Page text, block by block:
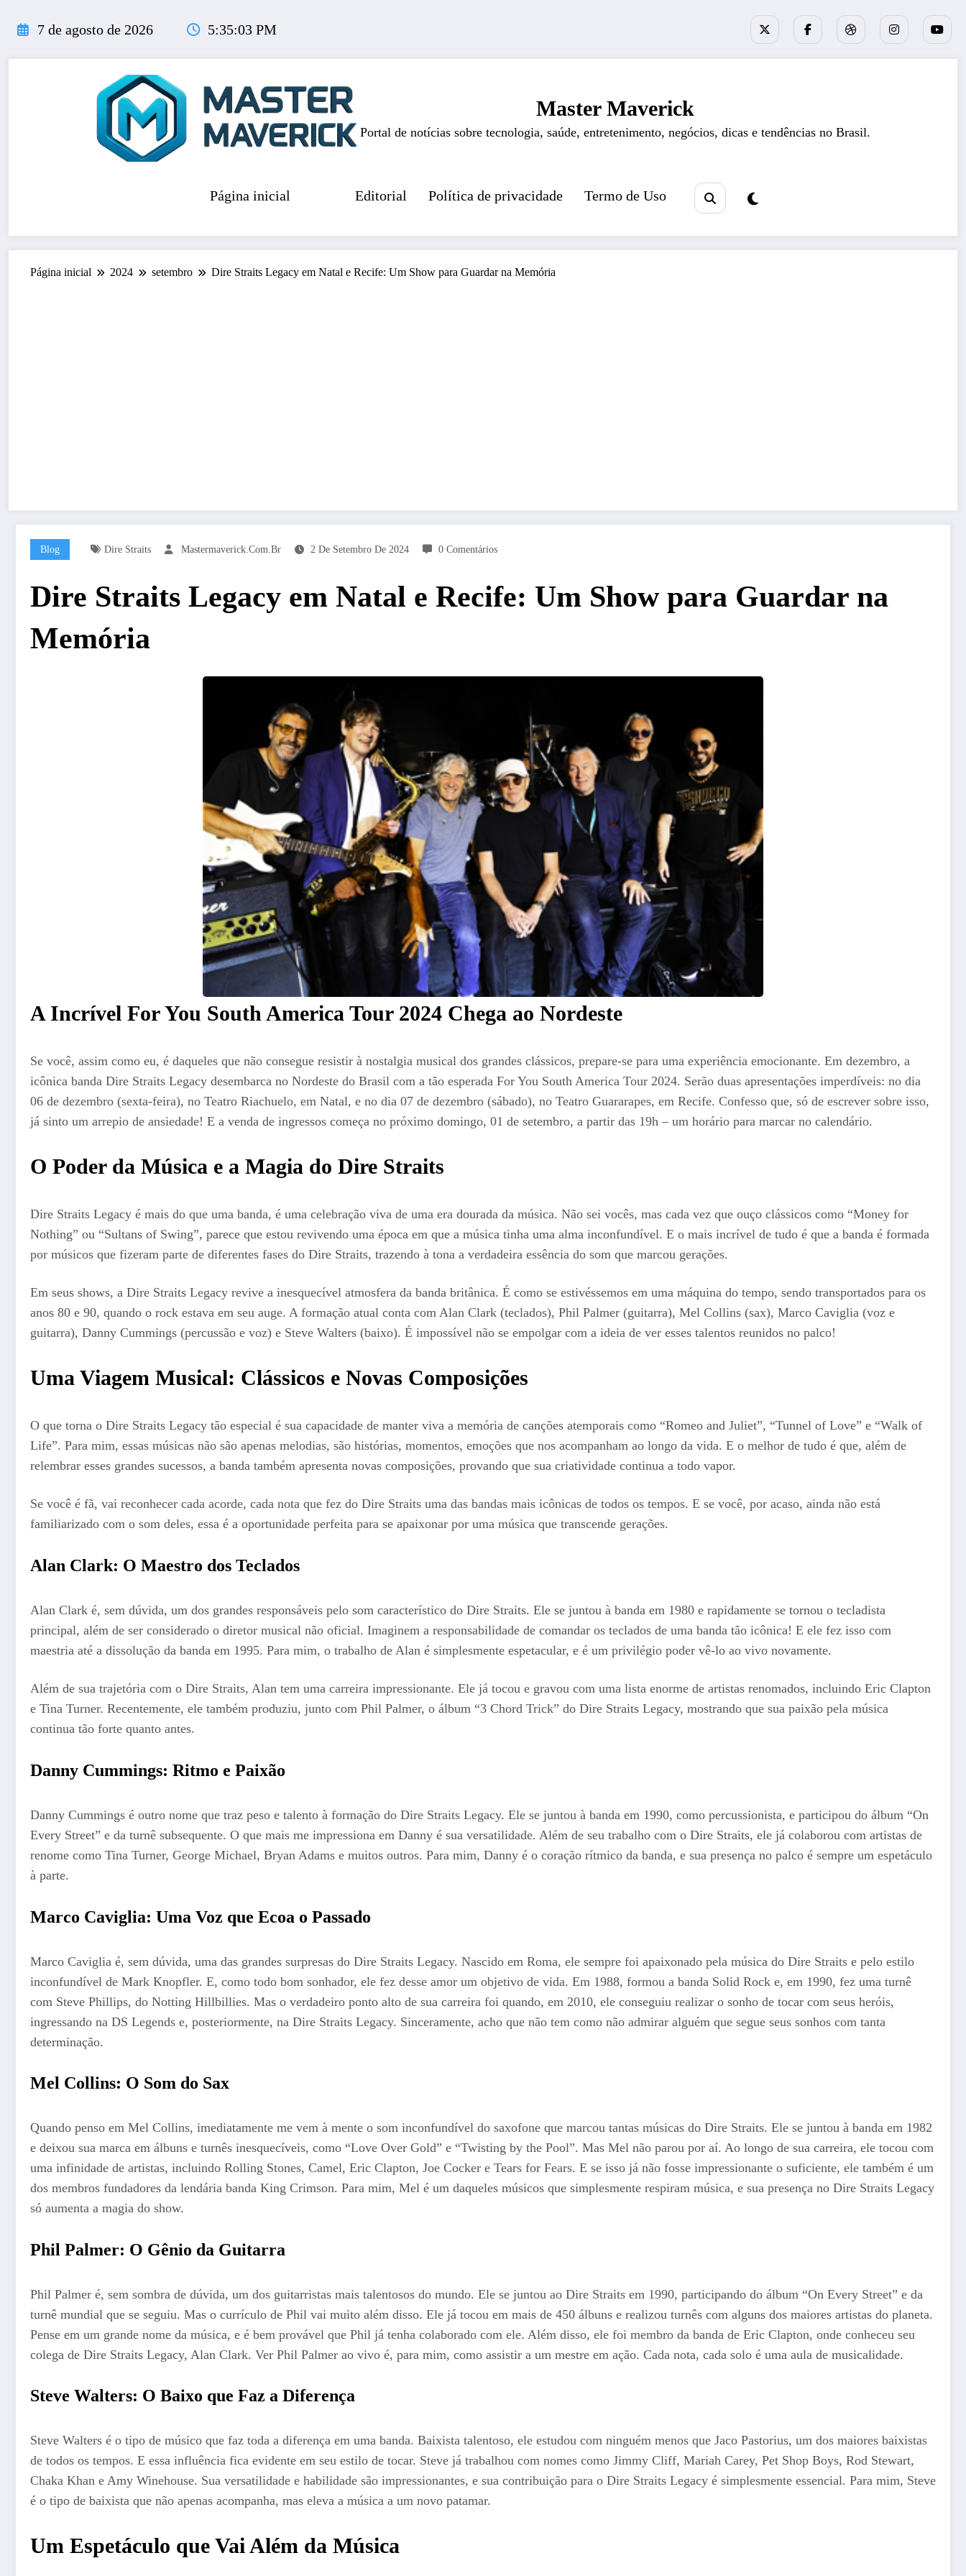
para
conteúdo
7 de agosto de 2026 5:35:04 PM
Master Maverick
Portal de notícias sobre tecnologia, saúde, entretenimento, negócios, dicas e tendências no Brasil.
Página inicial Editorial Política de privacidade Termo de Uso
Página inicial 2024 setembro Dire Straits Legacy em Natal e Recife: Um Show para Guardar na Memória
Blog Dire Straits Mastermaverick.com.br 2 De Setembro De 2024 0 Comentários
Dire Straits Legacy em Natal e Recife: Um Show para Guardar na
Memória
A Incrível For You South America Tour 2024 Chega ao Nordeste
Se você, assim como eu, é daqueles que não consegue resistir à nostalgia musical dos grandes clássicos, prepare-se para uma experiência emocionante. Em dezembro, a
icônica banda Dire Straits Legacy desembarca no Nordeste do Brasil com a tão esperada For You South America Tour 2024. Serão duas apresentações imperdíveis: no dia
06 de dezembro (sexta-feira), no Teatro Riachuelo, em Natal, e no dia 07 de dezembro (sábado), no Teatro Guararapes, em Recife. Confesso que, só de escrever sobre isso,
já sinto um arrepio de ansiedade! E a venda de ingressos começa no próximo domingo, 01 de setembro, a partir das 19h – um horário para marcar no calendário.
O Poder da Música e a Magia do Dire Straits
Dire Straits Legacy é mais do que uma banda, é uma celebração viva de uma era dourada da música. Não sei vocês, mas cada vez que ouço clássicos como “Money for
Nothing” ou “Sultans of Swing”, parece que estou revivendo uma época em que a música tinha uma alma inconfundível. E o mais incrível de tudo é que a banda é formada
por músicos que fizeram parte de diferentes fases do Dire Straits, trazendo à tona a verdadeira essência do som que marcou gerações.
Em seus shows, a Dire Straits Legacy revive a inesquecível atmosfera da banda britânica. É como se estivéssemos em uma máquina do tempo, sendo transportados para os
anos 80 e 90, quando o rock estava em seu auge. A formação atual conta com Alan Clark (teclados), Phil Palmer (guitarra), Mel Collins (sax), Marco Caviglia (voz e
guitarra), Danny Cummings (percussão e voz) e Steve Walters (baixo). É impossível não se empolgar com a ideia de ver esses talentos reunidos no palco!
Uma Viagem Musical: Clássicos e Novas Composições
O que torna o Dire Straits Legacy tão especial é sua capacidade de manter viva a memória de canções atemporais como “Romeo and Juliet”, “Tunnel of Love” e “Walk of
Life”. Para mim, essas músicas não são apenas melodias, são histórias, momentos, emoções que nos acompanham ao longo da vida. E o melhor de tudo é que, além de
relembrar esses grandes sucessos, a banda também apresenta novas composições, provando que sua criatividade continua a todo vapor.
Se você é fã, vai reconhecer cada acorde, cada nota que fez do Dire Straits uma das bandas mais icônicas de todos os tempos. E se você, por acaso, ainda não está
familiarizado com o som deles, essa é a oportunidade perfeita para se apaixonar por uma música que transcende gerações.
Alan Clark: O Maestro dos Teclados
Alan Clark é, sem dúvida, um dos grandes responsáveis pelo som característico do Dire Straits. Ele se juntou à banda em 1980 e rapidamente se tornou o tecladista
principal, além de ser considerado o diretor musical não oficial. Imaginem a responsabilidade de comandar os teclados de uma banda tão icônica! E ele fez isso com
maestria até a dissolução da banda em 1995. Para mim, o trabalho de Alan é simplesmente espetacular, e é um privilégio poder vê-lo ao vivo novamente.
Além de sua trajetória com o Dire Straits, Alan tem uma carreira impressionante. Ele já tocou e gravou com uma lista enorme de artistas renomados, incluindo Eric Clapton
e Tina Turner. Recentemente, ele também produziu, junto com Phil Palmer, o álbum “3 Chord Trick” do Dire Straits Legacy, mostrando que sua paixão pela música
continua tão forte quanto antes.
Danny Cummings: Ritmo e Paixão
Danny Cummings é outro nome que traz peso e talento à formação do Dire Straits Legacy. Ele se juntou à banda em 1990, como percussionista, e participou do álbum “On
Every Street” e da turnê subsequente. O que mais me impressiona em Danny é sua versatilidade. Além de seu trabalho com o Dire Straits, ele já colaborou com artistas de
renome como Tina Turner, George Michael, Bryan Adams e muitos outros. Para mim, Danny é o coração rítmico da banda, e sua presença no palco é sempre um espetáculo
à parte.
Marco Caviglia: Uma Voz que Ecoa o Passado
Marco Caviglia é, sem dúvida, uma das grandes surpresas do Dire Straits Legacy. Nascido em Roma, ele sempre foi apaixonado pela música do Dire Straits e pelo estilo
inconfundível de Mark Knopfler. E, como todo bom sonhador, ele fez desse amor um objetivo de vida. Em 1988, formou a banda Solid Rock e, em 1990, fez uma turnê
com Steve Phillips, do Notting Hillbillies. Mas o verdadeiro ponto alto de sua carreira foi quando, em 2010, ele conseguiu realizar o sonho de tocar com seus heróis,
ingressando na DS Legends e, posteriormente, na Dire Straits Legacy. Sinceramente, acho que não tem como não admirar alguém que segue seus sonhos com tanta
determinação.
Mel Collins: O Som do Sax
Quando penso em Mel Collins, imediatamente me vem à mente o som inconfundível do saxofone que marcou tantas músicas do Dire Straits. Ele se juntou à banda em 1982
e deixou sua marca em álbuns e turnês inesquecíveis, como “Love Over Gold” e “Twisting by the Pool”. Mas Mel não parou por aí. Ao longo de sua carreira, ele tocou com
uma infinidade de artistas, incluindo Rolling Stones, Camel, Eric Clapton, Joe Cocker e Tears for Fears. E se isso já não fosse impressionante o suficiente, ele também é um
dos membros fundadores da lendária banda King Crimson. Para mim, Mel é um daqueles músicos que simplesmente respiram música, e sua presença no Dire Straits Legacy
só aumenta a magia do show.
Phil Palmer: O Gênio da Guitarra
Phil Palmer é, sem sombra de dúvida, um dos guitarristas mais talentosos do mundo. Ele se juntou ao Dire Straits em 1990, participando do álbum “On Every Street” e da
turnê mundial que se seguiu. Mas o currículo de Phil vai muito além disso. Ele já tocou em mais de 450 álbuns e realizou turnês com alguns dos maiores artistas do planeta.
Pense em um grande nome da música, e é bem provável que Phil já tenha colaborado com ele. Além disso, ele foi membro da banda de Eric Clapton, onde conheceu seu
colega de Dire Straits Legacy, Alan Clark. Ver Phil Palmer ao vivo é, para mim, como assistir a um mestre em ação. Cada nota, cada solo é uma aula de musicalidade.
Steve Walters: O Baixo que Faz a Diferença
Steve Walters é o tipo de músico que faz toda a diferença em uma banda. Baixista talentoso, ele estudou com ninguém menos que Jaco Pastorius, um dos maiores baixistas
de todos os tempos. E essa influência fica evidente em seu estilo de tocar. Steve já trabalhou com nomes como Jimmy Cliff, Mariah Carey, Pet Shop Boys, Rod Stewart,
Chaka Khan e Amy Winehouse. Sua versatilidade e habilidade são impressionantes, e sua contribuição para o Dire Straits Legacy é simplesmente essencial. Para mim, Steve
é o tipo de baixista que não apenas acompanha, mas eleva a música a um novo patamar.
Um Espetáculo que Vai Além da Música